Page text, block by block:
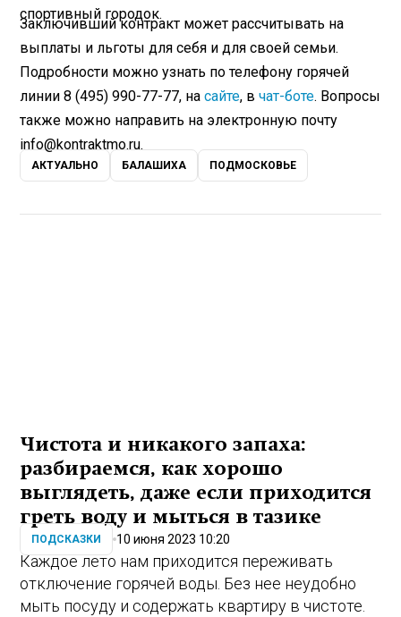
спортивный городок.
Заключивший контракт может рассчитывать на
выплаты и льготы для себя и для своей семьи.
Подробности можно узнать по телефону горячей
линии 8 (495) 990-77-77, насайте, вчат-боте. Вопросы
также можно направить на электронную почту
info@kontraktmo.ru.
АКТУАЛЬНО БАЛАШИХА ПОДМОСКОВЬЕ
Чистота и никакого запаха:
разбираемся, как хорошо
выглядеть, даже если приходится
греть воду и мыться в тазике
ПОДСКАЗКИ 10 июня 2023 10:20
Каждое лето нам приходится переживать
отключение горячей воды. Без нее неудобно
мыть посуду и содержать квартиру в чистоте.